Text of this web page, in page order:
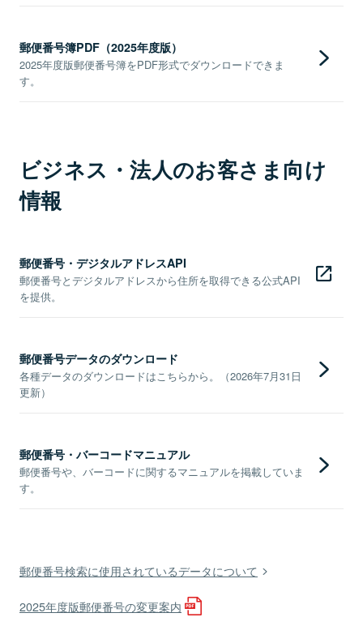
郵便番号簿PDF（2025年度版）
2025年度版郵便番号簿をPDF形式でダウンロードできま
す。
ビジネス・法人のお客さま向け
情報
郵便番号・デジタルアドレスAPI
郵便番号とデジタルアドレスから住所を取得できる公式API
を提供。
郵便番号データのダウンロード
各種データのダウンロードはこちらから。（2026年7月31日
更新）
郵便番号・バーコードマニュアル
郵便番号や、バーコードに関するマニュアルを掲載していま
す。
郵便番号検索に使用されているデータについて
2025年度版郵便番号の変更案内